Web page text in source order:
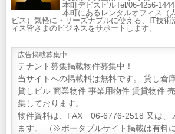
本町デビスビルTel/06-4256-1444
本町にあるレンタルオフィス（
ビス）気軽に・リーズナブルに使える、IT技術
ィス皆さまのビジネスをサポートします。
広告掲載募集中
テナント募集掲載物件募集中！
当サイトへの掲載料は無料です。 貸し倉
貸しビル 商業物件 事業用物件 賃貸物件
集しております。
物件資料は、FAX 06-6776-2518 又は、
ます。 （※ポータプルサイト掲載は有料